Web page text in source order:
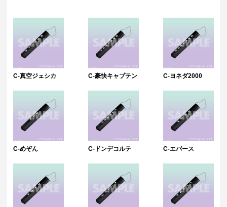
C-真空ジェシカ C-豪快キャプテン C-ヨネダ2000
C-めぞん C-ドンデコルテ C-エバース